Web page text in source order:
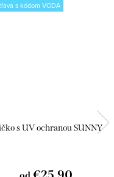
s kódom VODA
s UV ochranou SUNNY